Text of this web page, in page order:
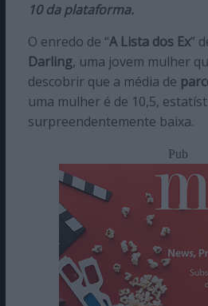
10 da plataforma.
O enredo de “A Lista dos Ex”
Darling, uma jovem mulher
descobrir que a média de
uma mulher é de 10,5,
surpreendentemente baixa.
Pub